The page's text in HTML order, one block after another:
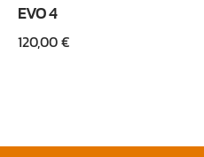
EVO 4
120,00€